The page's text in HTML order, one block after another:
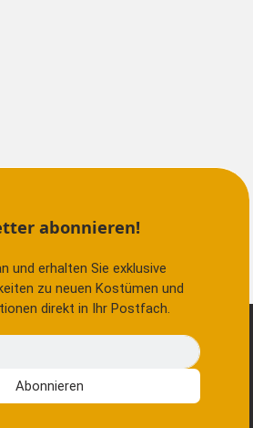
abonnieren!
und erhalten Sie exklusive
zu neuen Kostümen und
direkt in Ihr Postfach.
Abonnieren